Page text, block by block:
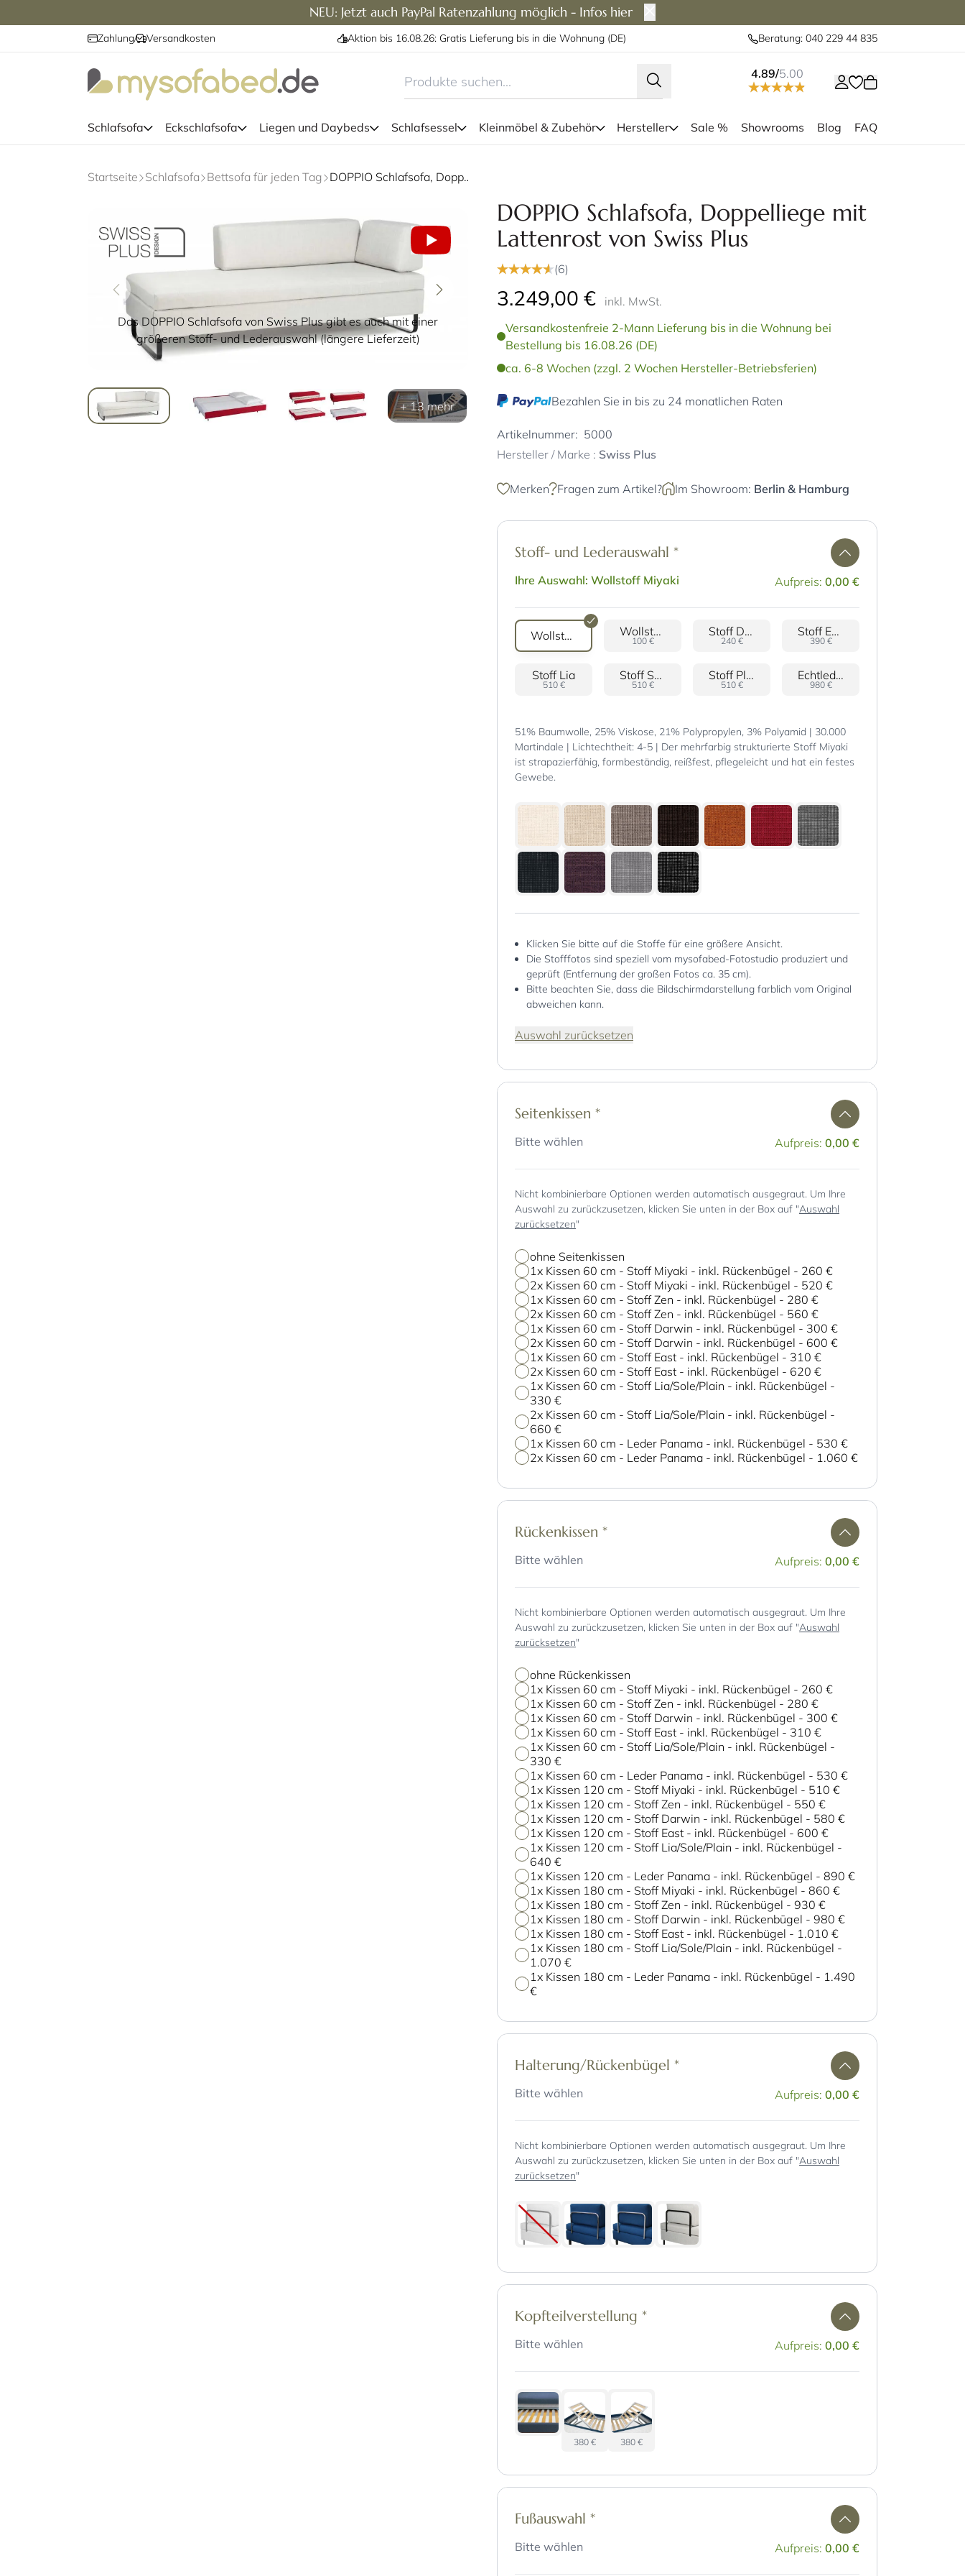
NEU: Jetzt auch PayPal Ratenzahlung möglich - Infos hier
Zahlung/ Versandkosten Aktion bis 16.08.26: Gratis Lieferung bis in die Wohnung (DE) Beratung: 040 229 44 835
4.89/5.00
Schlafsofa Eckschlafsofa Liegen und Daybeds Schlafsessel Kleinmöbel & Zubehör Hersteller Sale % Showrooms Blog FAQ
Startseite Schlafsofa Bettsofa für jeden Tag DOPPIO Schlafsofa, Doppelliege mit Lattenrost von Swiss Plus
Das DOPPIO Schlafsofa von Swiss Plus gibt es auch mit einer
größeren Stoff- und Lederauswahl (längere Lieferzeit)
+ 13 mehr
DOPPIO Schlafsofa, Doppelliege mit
Lattenrost von Swiss Plus
(6)
3.249,00 €
inkl. MwSt.
Versandkostenfreie 2-Mann Lieferung bis in die Wohnung bei
Bestellung bis 16.08.26 (DE)
ca. 6-8 Wochen (zzgl. 2 Wochen Hersteller-Betriebsferien)
Bezahlen Sie in bis zu 24 monatlichen Raten
Artikelnummer: 5000
Hersteller / Marke : Swiss Plus
Merken Fragen zum Artikel? Im Showroom: Berlin & Hamburg
Stoff- und Lederauswahl *
Ihre Auswahl: Wollstoff Miyaki Aufpreis: 0,00 €
Wollstoff Miyaki Wollstoff Zen
100 €
Stoff Darwin
240 €
Stoff East
390 €
Stoff Lia
510 €
Stoff Sole
510 €
Stoff Plain
510 €
Echtleder Panama
980 €
51% Baumwolle, 25% Viskose, 21% Polypropylen, 3% Polyamid | 30.000
Martindale | Lichtechtheit: 4-5 | Der mehrfarbig strukturierte Stoff Miyaki
ist strapazierfähig, formbeständig, reißfest, pflegeleicht und hat ein festes
Gewebe.
Klicken Sie bitte auf die Stoffe für eine größere Ansicht.
Die Stofffotos sind speziell vom mysofabed-Fotostudio produziert und
geprüft (Entfernung der großen Fotos ca. 35 cm).
Bitte beachten Sie, dass die Bildschirmdarstellung farblich vom Original
abweichen kann.
Auswahl zurücksetzen
Seitenkissen *
Bitte wählen Aufpreis: 0,00 €
Nicht kombinierbare Optionen werden automatisch ausgegraut. Um Ihre
Auswahl zu zurückzusetzen, klicken Sie unten in der Box auf "Auswahl
zurücksetzen"
ohne Seitenkissen
1x Kissen 60 cm - Stoff Miyaki - inkl. Rückenbügel - 260 €
2x Kissen 60 cm - Stoff Miyaki - inkl. Rückenbügel - 520 €
1x Kissen 60 cm - Stoff Zen - inkl. Rückenbügel - 280 €
2x Kissen 60 cm - Stoff Zen - inkl. Rückenbügel - 560 €
1x Kissen 60 cm - Stoff Darwin - inkl. Rückenbügel - 300 €
2x Kissen 60 cm - Stoff Darwin - inkl. Rückenbügel - 600 €
1x Kissen 60 cm - Stoff East - inkl. Rückenbügel - 310 €
2x Kissen 60 cm - Stoff East - inkl. Rückenbügel - 620 €
1x Kissen 60 cm - Stoff Lia/Sole/Plain - inkl. Rückenbügel -
330 €
2x Kissen 60 cm - Stoff Lia/Sole/Plain - inkl. Rückenbügel -
660 €
1x Kissen 60 cm - Leder Panama - inkl. Rückenbügel - 530 €
2x Kissen 60 cm - Leder Panama - inkl. Rückenbügel - 1.060 €
Rückenkissen *
Bitte wählen Aufpreis: 0,00 €
Nicht kombinierbare Optionen werden automatisch ausgegraut. Um Ihre
Auswahl zu zurückzusetzen, klicken Sie unten in der Box auf "Auswahl
zurücksetzen"
ohne Rückenkissen
1x Kissen 60 cm - Stoff Miyaki - inkl. Rückenbügel - 260 €
1x Kissen 60 cm - Stoff Zen - inkl. Rückenbügel - 280 €
1x Kissen 60 cm - Stoff Darwin - inkl. Rückenbügel - 300 €
1x Kissen 60 cm - Stoff East - inkl. Rückenbügel - 310 €
1x Kissen 60 cm - Stoff Lia/Sole/Plain - inkl. Rückenbügel -
330 €
1x Kissen 60 cm - Leder Panama - inkl. Rückenbügel - 530 €
1x Kissen 120 cm - Stoff Miyaki - inkl. Rückenbügel - 510 €
1x Kissen 120 cm - Stoff Zen - inkl. Rückenbügel - 550 €
1x Kissen 120 cm - Stoff Darwin - inkl. Rückenbügel - 580 €
1x Kissen 120 cm - Stoff East - inkl. Rückenbügel - 600 €
1x Kissen 120 cm - Stoff Lia/Sole/Plain - inkl. Rückenbügel -
640 €
1x Kissen 120 cm - Leder Panama - inkl. Rückenbügel -890 €
1x Kissen 180 cm - Stoff Miyaki - inkl. Rückenbügel -860 €
1x Kissen 180 cm - Stoff Zen - inkl. Rückenbügel -930 €
1x Kissen 180 cm - Stoff Darwin - inkl. Rückenbügel -980 €
1x Kissen 180 cm - Stoff East - inkl. Rückenbügel - 1.010 €
1x Kissen 180 cm - Stoff Lia/Sole/Plain - inkl. Rückenbügel -
1.070 €
1x Kissen 180 cm - Leder Panama - inkl. Rückenbügel - 1.490
€
Halterung/Rückenbügel *
Bitte wählen Aufpreis: 0,00 €
Nicht kombinierbare Optionen werden automatisch ausgegraut. Um Ihre
Auswahl zu zurückzusetzen, klicken Sie unten in der Box auf "Auswahl
zurücksetzen"
Kopfteilverstellung *
Bitte wählen Aufpreis: 0,00 €
380 € 380 €
Fußauswahl *
Bitte wählen Aufpreis: 0,00 €